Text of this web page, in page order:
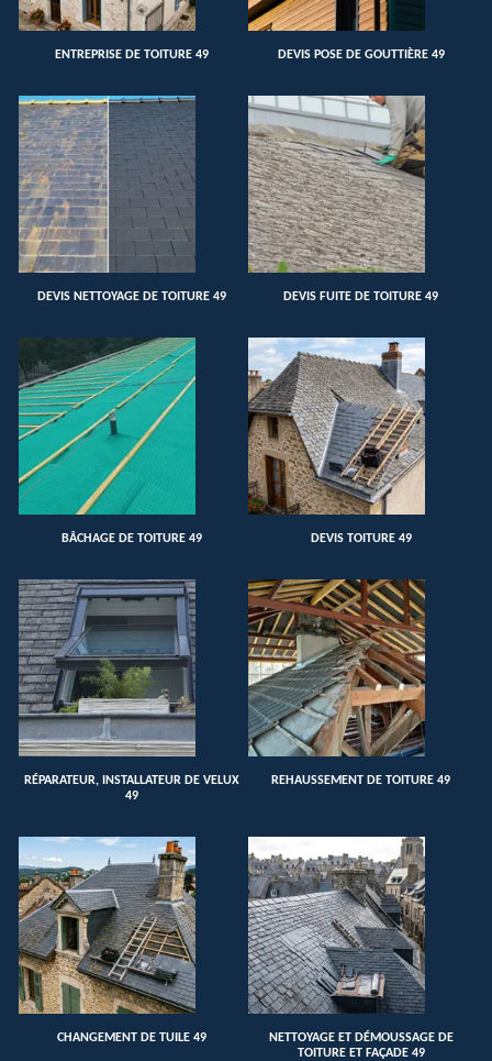
ENTREPRISE DE TOITURE 49 DEVIS POSE DE GOUTTIÈRE 49
DEVIS NETTOYAGE DE TOITURE 49 DEVIS FUITE DE TOITURE 49
BÂCHAGE DE TOITURE 49 DEVIS TOITURE 49
RÉPARATEUR, INSTALLATEUR DE VELUX
49
REHAUSSEMENT DE TOITURE 49
CHANGEMENT DE TUILE 49
NETTOYAGE ET DÉMOUSSAGE DE
TOITURE ET FAÇADE 49